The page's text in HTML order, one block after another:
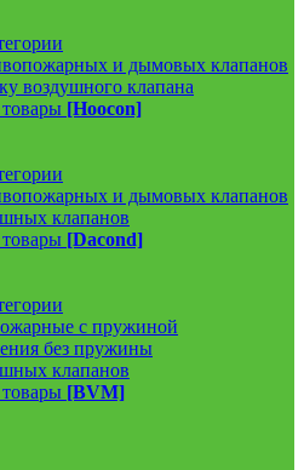
и дымовых клапанов
воздушного клапана
[Hoocon]
и дымовых клапанов
клапанов
[Dacond]
с пружиной
без пружины
клапанов
[BVM]